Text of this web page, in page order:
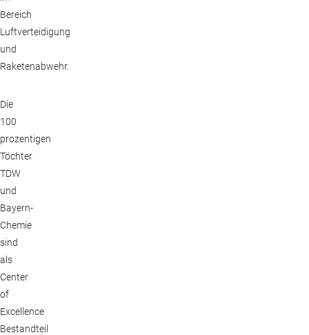
Bereich
Luftverteidigung
und
Raketenabwehr.
Die
100
prozentigen
Töchter
TDW
und
Bayern-
Chemie
sind
als
Center
of
Excellence
Bestandteil